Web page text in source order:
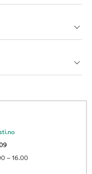
– 16.00